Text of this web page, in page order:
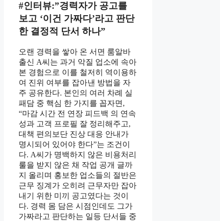
#인터뷰:”경력자가 공고를
보고 ‘이건 가짜다’라고 판단
한 결정적 단서 하나”
오랜 경력을 쌓아 온 서면 룸알바
출신 A씨는 과거 악질 업소에 속아
본 경험으로 이를 철저히 역이용하
여 진위 여부를 잡아낸 방법을 자
주 공유한다. 본인의 여러 차례 실
패담 중 핵심 한 가지를 꼽자면,
“마감 시간 전 연장 피드백 의 연속
성과 고객 프로필 잘 정리해주고,
대책 편의보단 진상 대응 안내가
명시되어 있어야 한다”는 조건이
다. A씨가 명백하지 않은 비용처리
룰을 받지 않은 채 작업 공개 글까
지 올리며 홍보한 업소들의 절반은
근무 징계가 오히려 근무자만 잡아
내기 위한 미끼 공고였다는 것이
다. 경력 몸 담은 시점인데도 그가
가짜라고 판단하는 일등 단서들 중